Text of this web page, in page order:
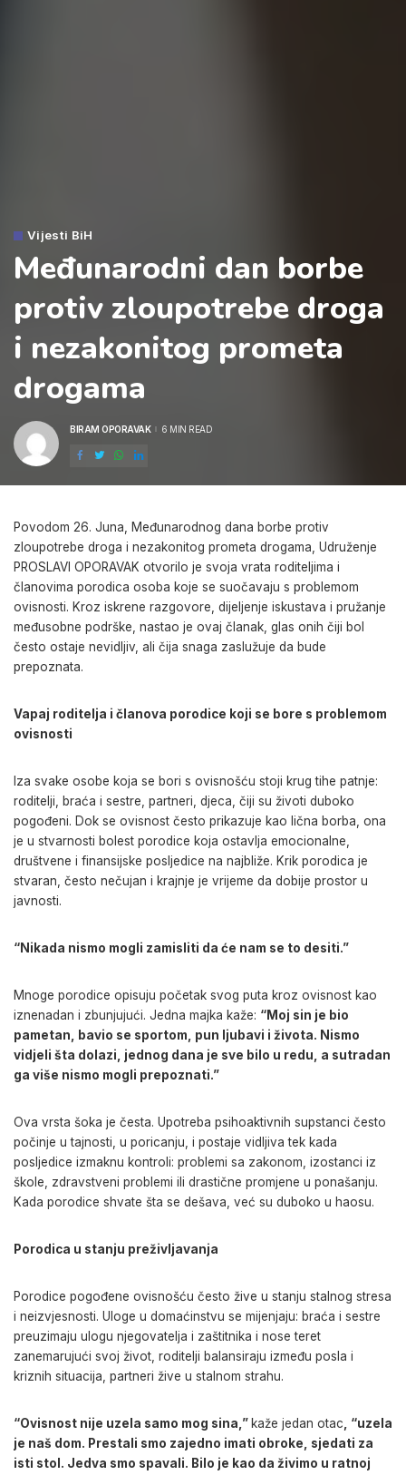
Vijesti BiH
Međunarodni dan borbe
protiv zloupotrebe droga
i nezakonitog prometa
drogama
POSTED
BIRAM OPORAVAK 6 MIN READ
Povodom 26. Juna, Međunarodnog dana borbe protiv
zloupotrebe droga i nezakonitog prometa drogama, Udruženje
PROSLAVI OPORAVAK otvorilo je svoja vrata roditeljima i
članovima porodica osoba koje se suočavaju s problemom
ovisnosti. Kroz iskrene razgovore, dijeljenje iskustava i pružanje
međusobne podrške, nastao je ovaj članak, glas onih čiji bol
često ostaje nevidljiv, ali čija snaga zaslužuje da bude
prepoznata.
Vapaj roditelja i članova porodice koji se bore s problemom
ovisnosti
Iza svake osobe koja se bori s ovisnošću stoji krug tihe patnje:
roditelji, braća i sestre, partneri, djeca, čiji su životi duboko
pogođeni. Dok se ovisnost često prikazuje kao lična borba, ona
je u stvarnosti bolest porodice koja ostavlja emocionalne,
društvene i finansijske posljedice na najbliže. Krik porodica je
stvaran, često nečujan i krajnje je vrijeme da dobije prostor u
javnosti.
“Nikada nismo mogli zamisliti da će nam se to desiti.”
Mnoge porodice opisuju početak svog puta kroz ovisnost kao
iznenadan i zbunjujući. Jedna majka kaže: “Moj sin je bio
pametan, bavio se sportom, pun ljubavi i života. Nismo
vidjeli šta dolazi, jednog dana je sve bilo u redu, a sutradan
ga više nismo mogli prepoznati.”
Ova vrsta šoka je česta. Upotreba psihoaktivnih supstanci često
počinje u tajnosti, u poricanju, i postaje vidljiva tek kada
posljedice izmaknu kontroli: problemi sa zakonom, izostanci iz
škole, zdravstveni problemi ili drastične promjene u ponašanju.
Kada porodice shvate šta se dešava, već su duboko u haosu.
Porodica u stanju preživljavanja
Porodice pogođene ovisnošću često žive u stanju stalnog stresa
i neizvjesnosti. Uloge u domaćinstvu se mijenjaju: braća i sestre
preuzimaju ulogu njegovatelja i zaštitnika i nose teret
zanemarujući svoj život, roditelji balansiraju između posla i
kriznih situacija, partneri žive u stalnom strahu.
“Ovisnost nije uzela samo mog sina,” kaže jedan otac , “uzela
je naš dom. Prestali smo zajedno imati obroke, sjedati za
isti stol. Jedva smo spavali. Bilo je kao da živimo u ratnoj